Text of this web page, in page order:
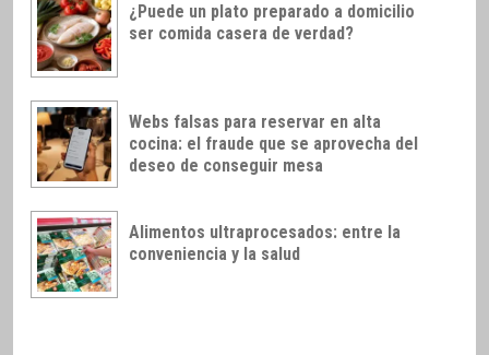
¿Puede un plato preparado a domicilio
ser comida casera de verdad?
Webs falsas para reservar en alta
cocina: el fraude que se aprovecha del
deseo de conseguir mesa
Alimentos ultraprocesados: entre la
conveniencia y la salud